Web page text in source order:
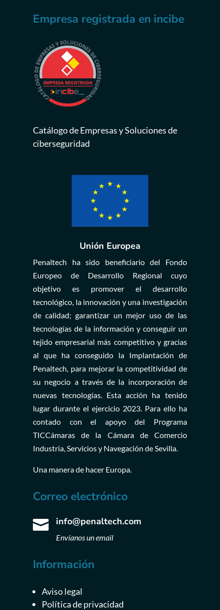
Empresa registrada en incibe
Catálogo de Empresas y Soluciones de
ciberseguridad
Unión Europea
Penaltech ha sido beneficiario del Fondo
Europeo de Desarrollo Regional cuyo
objetivo es promover el desarrollo
tecnológico, la innovación y una investigación
de calidad; garantizar un mejor uso de las
tecnologías de la información y conseguir un
tejido empresarial más competitivo y gracias
al que ha conseguido la Implantación de
Penaltech, para mejorar la competitividad de
su negocio a través de la incorporación de
nuevas tecnologías. Esta acción ha tenido
lugar durante el ejercicio 2023. Para ello ha
contado con el apoyo del Programa
TICCámaras de la Cámara de Comercio
Industria, Servicios y Navegación de Sevilla.
Una manera de hacer Europa.
Correo electrónico
 info@penaltech.com
Envíanos un email
Información
Aviso legal
Política de privacidad